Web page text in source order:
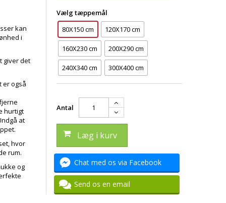
kan
i
giver det
er også
hurtigt
at
hvor
rum.
og
Vælg tæppemål
80X150 cm
120X170 cm
160X230 cm 200X290 cm
240X340 cm 300X400 cm
Antal
Læg i kurv
Chat med os via Facebook
Send os en email